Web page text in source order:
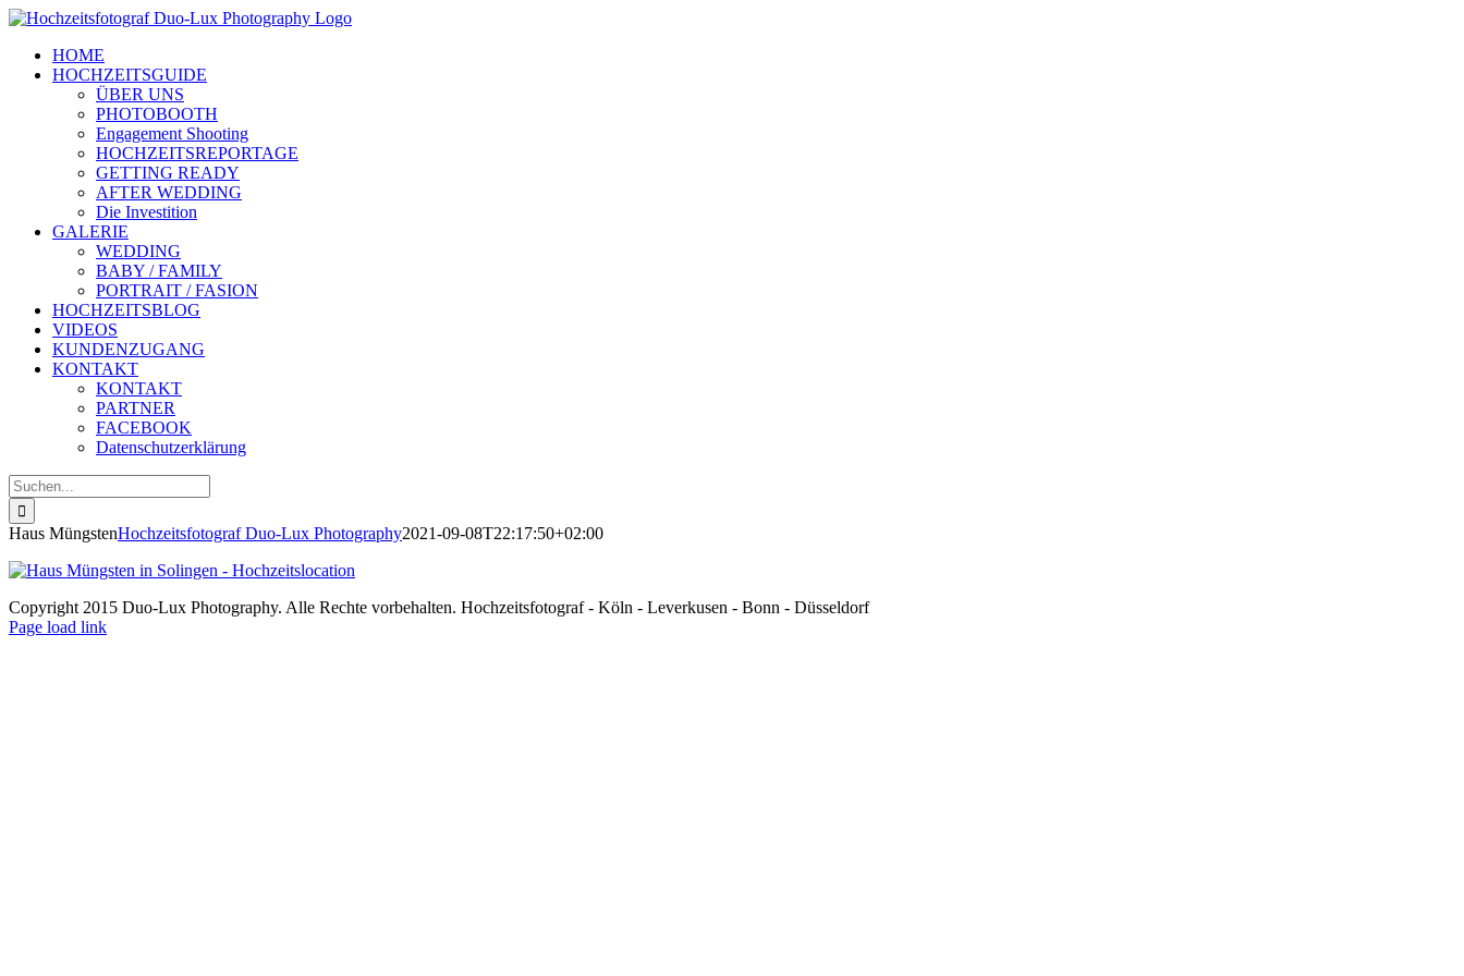
Zum
springenHOME
HOCHZEITSGUIDE
ÜBER UNS
PHOTOBOOTH
Engagement Shooting
HOCHZEITSREPORTAGE
GETTING READY
AFTER WEDDING
Die Investition
GALERIE
WEDDING
BABY / FAMILY
PORTRAIT / FASION
HOCHZEITSBLOG
VIDEOS
KUNDENZUGANG
KONTAKT
KONTAKT
PARTNER
FACEBOOK
Datenschutzerklärung
Suche
nach:
Haus MüngstenHochzeitsfotograf Duo-Lux Photography2021-09-08T22:17:50+02:00
Copyright 2015 Duo-Lux Photography. Alle Rechte vorbehalten. Hochzeitsfotograf - Köln - Leverkusen - Bonn - Düsseldorf
Facebook
Page load link